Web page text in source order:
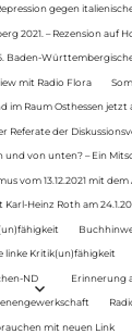
gegen
2021. – Rezension auf
Baden-
mit Radio Flora
im Raum Osthessen jetzt
der
und von unten? – Ein
vom 13.12.2021 mit
Heinz Roth am
linke Kritik(un)fähigkeit
ND Erinnerung
mit neuen Link